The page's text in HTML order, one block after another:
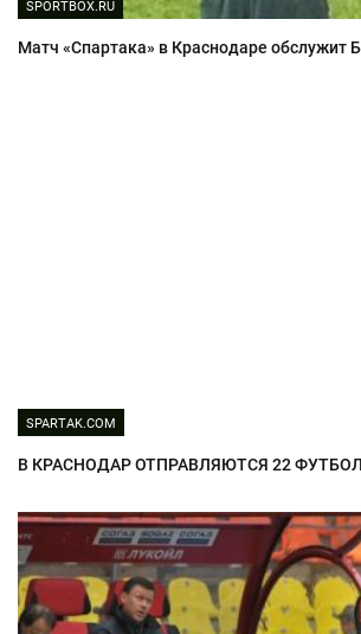
SPORTBOX.RU
Матч «Спартака» в Краснодаре обслужит
SPARTAK.COM
В КРАСНОДАР ОТПРАВЛЯЮТСЯ 22